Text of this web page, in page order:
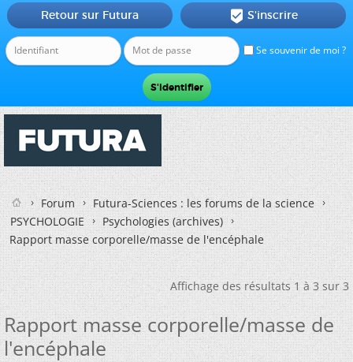
Se souvenir de moi ?
Retour sur Futura  S'inscrire
Forum
Futura-Sciences : les forums de la science
PSYCHOLOGIE
Psychologies (archives)
Rapport masse corporelle/masse de l'encéphale
Affichage des résultats 1 à 3 sur 3
Rapport masse corporelle/masse de
l'encéphale